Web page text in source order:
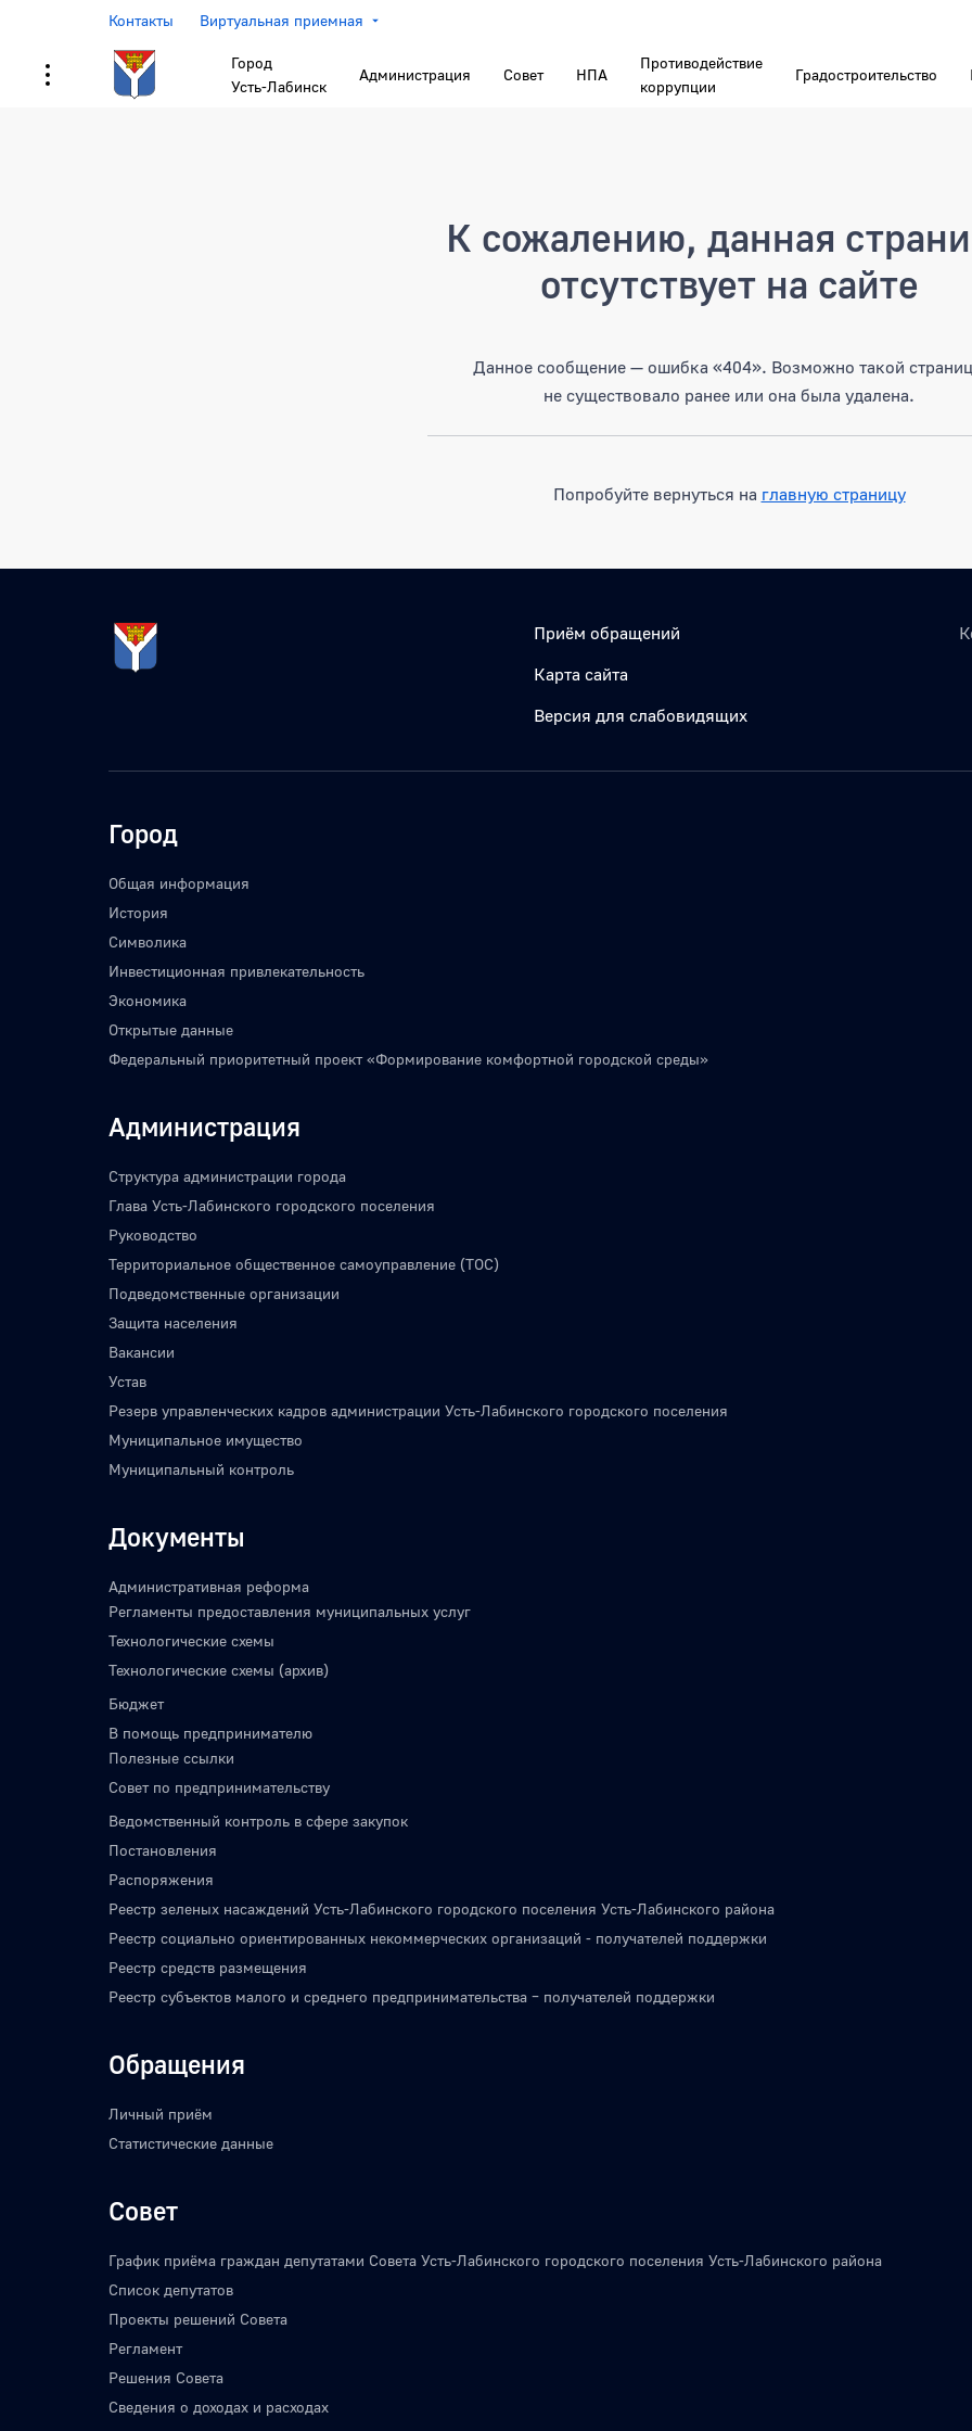
Контакты Виртуальная приемная
Город
Усть-Лабинск
Администрация Совет НПА
Противодействие
коррупции
Градостроительство
К сожалению, данная
отсутствует на сайте
Данное сообщение — ошибка «404». Возможно такой
не существовало ранее или она была удалена.
Попробуйте вернуться на главную страницу
Приём обращений
Карта сайта
Версия для слабовидящих
Город
Общая информация
История
Символика
Инвестиционная привлекательность
Экономика
Открытые данные
Федеральный приоритетный проект «Формирование комфортной городской среды»
Администрация
Структура администрации города
Глава Усть-Лабинского городского поселения
Руководство
Территориальное общественное самоуправление (ТОС)
Подведомственные организации
Защита населения
Вакансии
Устав
Резерв управленческих кадров администрации Усть-Лабинского городского поселения
Муниципальное имущество
Муниципальный контроль
Документы
Административная реформа
Регламенты предоставления муниципальных услуг
Технологические схемы
Технологические схемы (архив)
Бюджет
В помощь предпринимателю
Полезные ссылки
Совет по предпринимательству
Ведомственный контроль в сфере закупок
Постановления
Распоряжения
Реестр зеленых насаждений Усть-Лабинского городского поселения Усть-Лабинского района
Реестр социально ориентированных некоммерческих организаций - получателей поддержки
Реестр средств размещения
Реестр субъектов малого и среднего предпринимательства – получателей поддержки
Обращения
Личный приём
Статистические данные
Совет
График приёма граждан депутатами Совета Усть-Лабинского городского поселения Усть-Лабинского района
Список депутатов
Проекты решений Совета
Регламент
Решения Совета
Сведения о доходах и расходах